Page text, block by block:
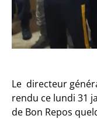
Le directeur
rendu ce lundi 31
de Bon Repos